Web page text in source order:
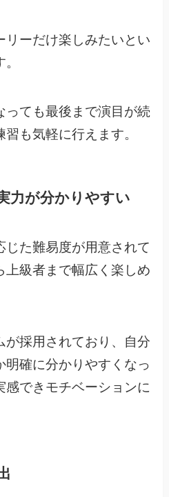
リーだけ楽しみたいとい
っても最後まで演目が続
も気軽に行えます。
力が分かりやすい
じた難易度が用意されて
上級者まで幅広く楽しめ
採用されており、 自分
明確に分かりやすくなっ
感できモチベーションに